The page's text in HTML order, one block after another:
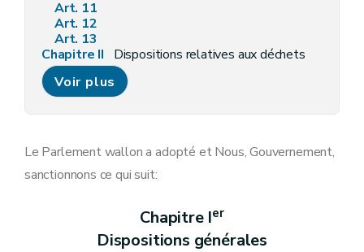
Art. 11
Art. 12
Art. 13
Chapitre II
Dispositions relatives aux déchets
Art. 14
Art. 15
Art. 16
Art. 19
Dispositions relatives à l'eau
Art. 20
Art. 23
Voir plus
Le Parlement wallon a adopté et Nous, Gouvernement,
sanctionnons ce qui suit:
Chapitre Ier
Dispositions générales